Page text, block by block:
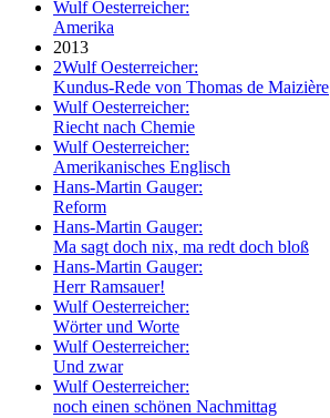
Wulf Oesterreicher:
Amerika
2013
2Wulf Oesterreicher:
Kundus-Rede von Thomas de Maizière
Wulf Oesterreicher:
Riecht nach Chemie
Wulf Oesterreicher:
Amerikanisches Englisch
Hans-Martin Gauger:
Reform
Hans-Martin Gauger:
Ma sagt doch nix, ma redt doch bloß
Hans-Martin Gauger:
Herr Ramsauer!
Wulf Oesterreicher:
Wörter und Worte
Wulf Oesterreicher:
Und zwar
Wulf Oesterreicher:
noch einen schönen Nachmittag